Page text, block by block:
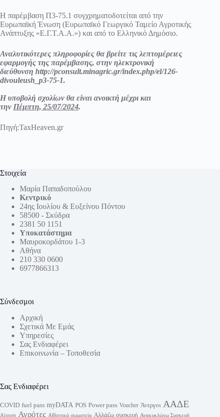
Η παρέμβαση Π3-75.1 συγχρηματοδοτείται από την
Ευρωπαϊκή Ένωση (Ευρωπαϊκό Γεωργικό Ταμείο Αγροτικής
Ανάπτυξης «Ε.Γ.Τ.Α.Α.») και από το Ελληνικό Δημόσιο.
Αναλυτικότερες πληροφορίες θα βρείτε τις λεπτομέρειες
εφαρμογής της παρέμβασης, στην ηλεκτρονική
διεύθυνση http://pconsult.minagric.gr/index.php/el/126-
divouleush_p3-75-1.
Η υποβολή σχολίων θα είναι ανοικτή μέχρι και
την Πέμπτη, 25/07/2024.
Πηγή:TaxHeaven.gr
Στοιχεία
Μαρία Παπαδοπούλου
Κεντρικό
24ης Ιουλίου & Ευξείνου Πόντου
58500 - Σκύδρα
2381 50 1151
Υποκατάστημα
Μαυροκορδάτου 1-3
Αθήνα
210 330 0600
6977866313
Σύνδεσμοι
Αρχική
Σχετικά Με Εμάς
Υπηρεσίες
Σας Ενδιαφέρει
Επικοινωνία – Τοποθεσία
Σας Ενδιαφέρει
COVID fuel pass myDATA POS Power pass Voucher Άνεργοι ΑΑΔΕ
Αίτηση Αγρότες Αθλητικά σωματεία Αλλάζω συσκευή Ανακυκλώνω Συσκευή